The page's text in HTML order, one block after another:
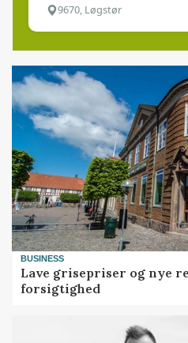
9670, Løgstør
BUSINESS
Lave grisepriser og nye
forsigtighed